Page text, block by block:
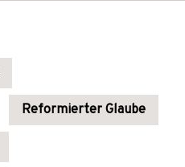
Reformierter Glaube